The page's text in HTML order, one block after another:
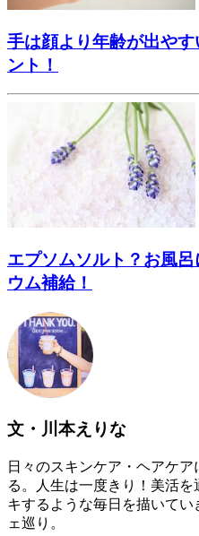
手は顔より年齢が出や
ント！
エプソムソルト？お風
ウム補給！
文・川本えりな
日々のスキンケア・ヘアケ
る。人生は一度きり！美活
キするような毎日を描いて
ェ巡り。